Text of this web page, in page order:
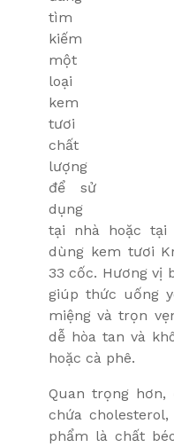
tìm
kiếm
một
loại
kem
tươi
chất
lượng
để sử
dụng
tại nhà hoặc tại
dùng kem tươi
33 cốc. Hương vị
giúp thức uống
miệng và trọn
dễ hòa tan và
hoặc cà phê.
Quan trọng hơn,
chứa
phẩm là chất